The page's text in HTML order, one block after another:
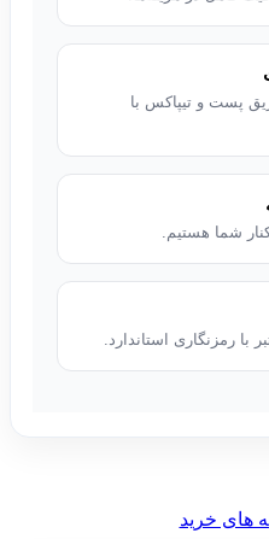
پست و تیپاکس با
کنار شما هستیم.
با رمزنگاری استاندارد.
های خرید